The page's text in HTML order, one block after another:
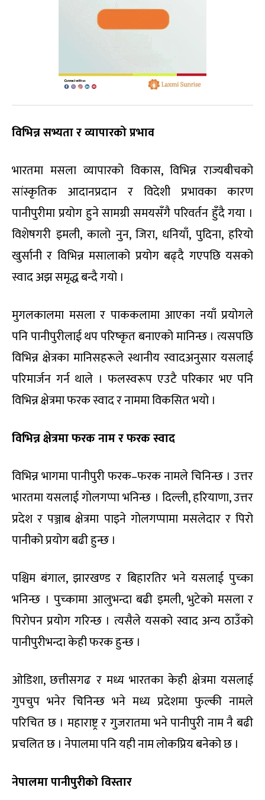
विभिन्न सभ्यता र व्यापारको प्रभाव
भारतमा मसला व्यापारको विकास, विभिन्न राज्यबीचको
सांस्कृतिक आदानप्रदान र विदेशी प्रभावका कारण
पानीपुरीमा प्रयोग हुने सामग्री समयसँगै परिवर्तन हुँदै गया ।
विशेषगरी इमली, कालो नुन, जिरा, धनियाँ, पुदिना, हरियो
खुर्सानी र विभिन्न मसालाको प्रयोग बढ्दै गएपछि यसको
स्वाद अझ समृद्ध बन्दै गयो ।
मुगलकालमा मसला र पाककलामा आएका नयाँ प्रयोगले
पनि पानीपुरीलाई थप परिष्कृत बनाएको मानिन्छ । त्यसपछि
विभिन्न क्षेत्रका मानिसहरूले स्थानीय स्वादअनुसार यसलाई
परिमार्जन गर्न थाले । फलस्वरूप एउटै परिकार भए पनि
विभिन्न क्षेत्रमा फरक स्वाद र नाममा विकसित भयो ।
विभिन्न क्षेत्रमा फरक नाम र फरक स्वाद
विभिन्न भागमा पानीपुरी फरक–फरक नामले चिनिन्छ । उत्तर
भारतमा यसलाई गोलगप्पा भनिन्छ । दिल्ली, हरियाणा, उत्तर
प्रदेश र पञ्जाब क्षेत्रमा पाइने गोलगप्पामा मसलेदार र पिरो
पानीको प्रयोग बढी हुन्छ ।
पश्चिम बंगाल, झारखण्ड र बिहारतिर भने यसलाई पुच्का
भनिन्छ । पुच्कामा आलुभन्दा बढी इमली, भुटेको मसला र
पिरोपन प्रयोग गरिन्छ । त्यसैले यसको स्वाद अन्य ठाउँको
पानीपुरीभन्दा केही फरक हुन्छ ।
ओडिशा, छत्तीसगढ र मध्य भारतका केही क्षेत्रमा यसलाई
गुपचुप भनेर चिनिन्छ भने मध्य प्रदेशमा फुल्की नामले
परिचित छ । महाराष्ट्र र गुजरातमा भने पानीपुरी नाम नै बढी
प्रचलित छ । नेपालमा पनि यही नाम लोकप्रिय बनेको छ ।
नेपालमा पानीपुरीको विस्तार